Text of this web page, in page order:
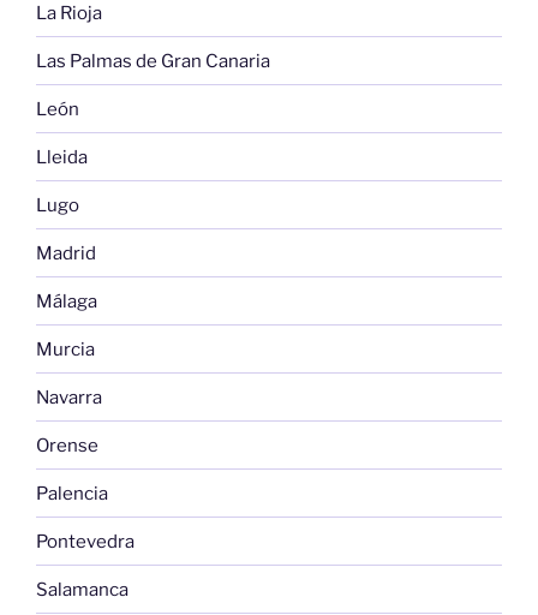
La Rioja
Las Palmas de Gran Canaria
León
Lleida
Lugo
Madrid
Málaga
Murcia
Navarra
Orense
Palencia
Pontevedra
Salamanca